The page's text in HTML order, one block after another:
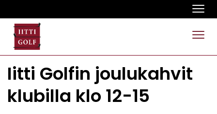
Iitti Golfin joulukahvit
klubilla klo 12-15